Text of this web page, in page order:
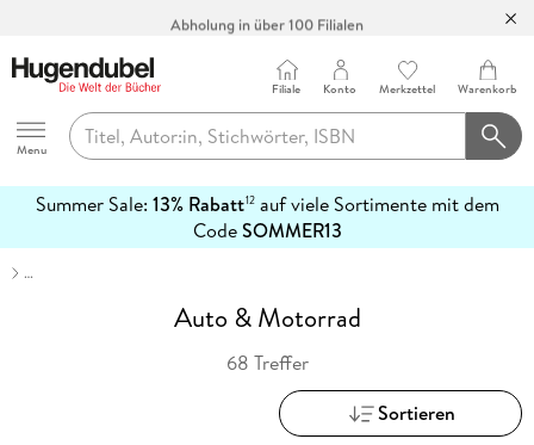
Abholung in über 100 Filialen
Hugendubel
Menu
Filiale Konto Merkzettel Warenkorb
Summer Sale: 13% Rabatt12auf viele Sortimente mit dem
CodeSOMMER13
erfahren
…
Auto & Motorrad
68 Treffer
Sortieren